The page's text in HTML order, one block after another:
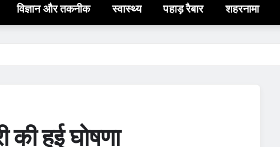
विज्ञान और तकनीक स्वास्थ्य पहाड़ रैबार शहरनामा
की हुई घोषणा